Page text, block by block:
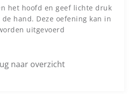
het hoofd en geef lichte druk
hand. Deze oefening kan in
uitgevoerd
naar overzicht